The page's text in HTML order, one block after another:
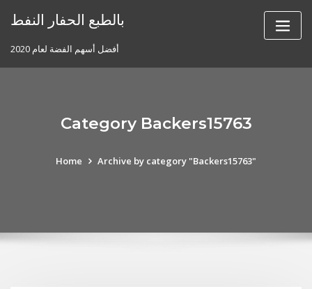
بالطبع الحفار النفط
أفضل أسهم الفضة لعام 2020
Category Backers15763
Home Archive by category "Backers15763"